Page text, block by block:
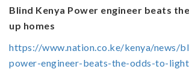
Blind Kenya Power engineer beats
up homes
https://www.nation.co.ke/kenya/news/
power-engineer-beats-the-odds-to-